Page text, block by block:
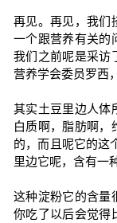
再见。再见，我们
一个跟营养有关的
我们之前呢是采访
营养学会委员罗西
其实土豆里边人体
白质啊，脂肪啊，
的，而且呢它的这
里边它呢，含有一
这种淀粉它的含量
你吃了以后会觉得